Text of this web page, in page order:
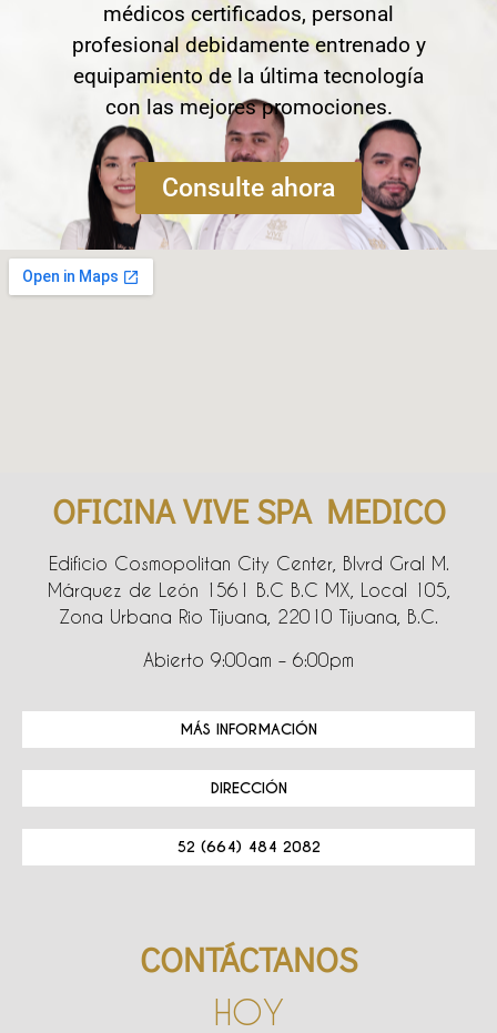
médicos certificados, personal
profesional debidamente entrenado y
equipamiento de la última tecnología
con las mejores promociones.
Consulte ahora
OFICINA VIVE SPA MEDICO
Edificio Cosmopolitan City Center, Blvrd Gral M.
Márquez de León 1561 B.C B.C MX, Local 105,
Zona Urbana Rio Tijuana, 22010 Tijuana, B.C.
Abierto 9:00am – 6:00pm
MÁS INFORMACIÓN
DIRECCIÓN
52 (664) 484 2082
CONTÁCTANOS
HOY